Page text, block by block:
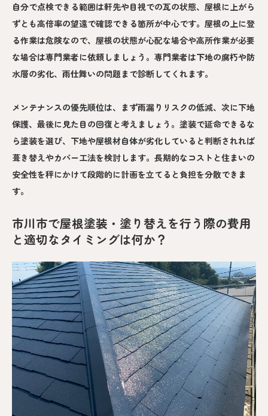
自分で点検できる範囲は軒先や目視での瓦の状態、屋根に上がら
ずとも高倍率の望遠で確認できる箇所が中心です。屋根の上に登
る作業は危険なので、屋根の状態が心配な場合や高所作業が必要
な場合は専門業者に依頼しましょう。専門業者は下地の腐朽や防
水層の劣化、雨仕舞いの問題まで診断してくれます。
メンテナンスの優先順位は、まず雨漏りリスクの低減、次に下地
保護、最後に見た目の回復と考えましょう。塗装で延命できるな
ら塗装を選び、下地や屋根材自体が劣化していると判断されれば
葺き替えやカバー工法を検討します。長期的なコストと住まいの
安全性を秤にかけて段階的に計画を立てると負担を分散できま
す。
市川市で屋根塗装・塗り替えを行う際の費用
と適切なタイミングは何か？